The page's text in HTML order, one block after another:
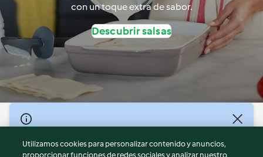
con un toque extra de sabor.
Descubrir salsas
© Copyright 2026
Términos de uso
Utilizamos cookies para personalizar contenido y anuncios,
proporcionar funciones de redes sociales y analizar nuestro